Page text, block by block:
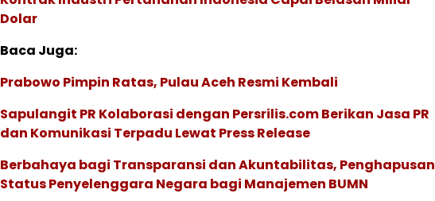
Dolar
Baca Juga:
Prabowo Pimpin Ratas, Pulau Aceh Resmi Kembali
Sapulangit PR Kolaborasi dengan Persrilis.com Berikan Jasa PR
dan Komunikasi Terpadu Lewat Press Release
Berbahaya bagi Transparansi dan Akuntabilitas, Penghapusan
Status Penyelenggara Negara bagi Manajemen BUMN